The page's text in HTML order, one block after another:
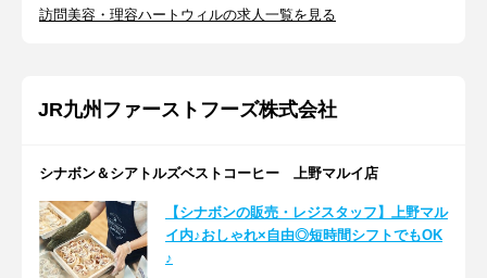
訪問美容・理容ハートウィルの求人一覧を見る
JR九州ファーストフーズ株式会社
シナボン＆シアトルズベストコーヒー 上野マルイ店
【シナボンの販売・レジスタッフ】上野マル
イ内♪おしゃれ×自由◎短時間シフトでもOK
♪